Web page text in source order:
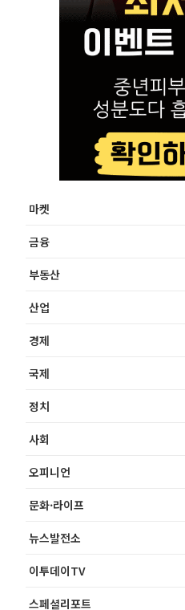
마켓
금융
부동산
산업
경제
국제
정치
사회
오피니언
문화·라이프
뉴스발전소
이투데이TV
스페셜리포트